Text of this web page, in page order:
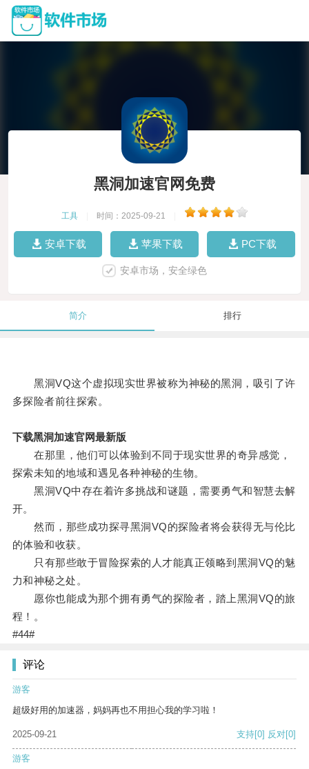
黑洞加速官网免费
工具 时间：2025-09-21
安卓下载 苹果下载 PC下载
安卓市场，安全绿色
简介 排行
黑洞VQ这个虚拟现实世界被称为神秘的黑洞，吸引了许
多探险者前往探索。
下载黑洞加速官网最新版
在那里，他们可以体验到不同于现实世界的奇异感觉，
探索未知的地域和遇见各种神秘的生物。
黑洞VQ中存在着许多挑战和谜题，需要勇气和智慧去解
开。
然而，那些成功探寻黑洞VQ的探险者将会获得无与伦比
的体验和收获。
只有那些敢于冒险探索的人才能真正领略到黑洞VQ的魅
力和神秘之处。
愿你也能成为那个拥有勇气的探险者，踏上黑洞VQ的旅
程！。
#44#
评论
游客
超级好用的加速器，妈妈再也不用担心我的学习啦！
2025-09-21 支持[0] 反对[0]
游客